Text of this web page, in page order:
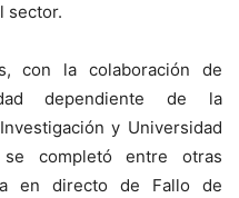
sector.
con la colaboración de
dependiente de la
y Universidad
completó entre otras
en directo de Fallo de